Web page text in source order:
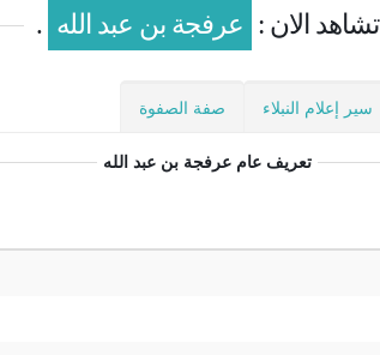
تشاهد الان : عرفجة بن عبد الله .
سير إعلام النبلاء صفة الصفوة
تعريف عام عرفجة بن عبد الله